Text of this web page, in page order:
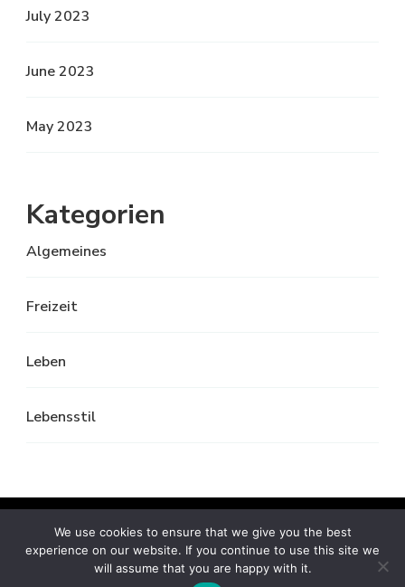
July 2023
June 2023
May 2023
Kategorien
Algemeines
Freizeit
Leben
Lebensstil
© Copyright 2026friedenauer kantorei. All Rights
Reserved. Vilva | Developed ByBlossom Themes .
Powered byWordPress.Datenschutzerklärung
We use cookies to ensure that we give you the best
experience on our website. If you continue to use this site we
will assume that you are happy with it.